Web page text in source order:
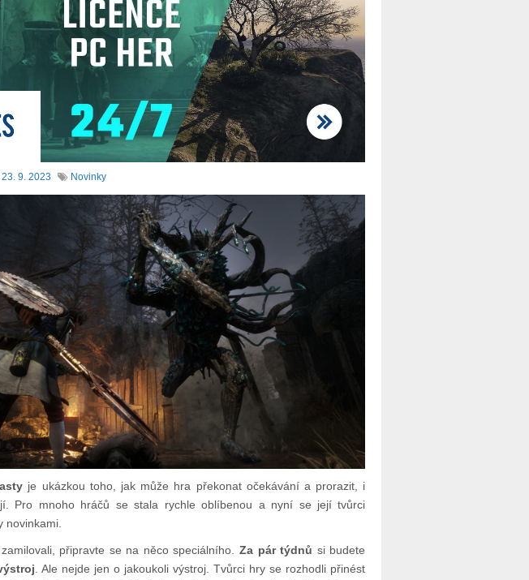
9. 2023 Novinky
je ukázkou toho, jak může hra překonat očekávání a prorazit, i
Pro mnoho hráčů se stala rychle oblíbenou a nyní se její tvůrci
novinkami.
připravte se na něco speciálního.Za pár týdnů si budete
. Ale nejde jen o jakoukoli výstroj. Tvůrci hry se rozhodli přinést